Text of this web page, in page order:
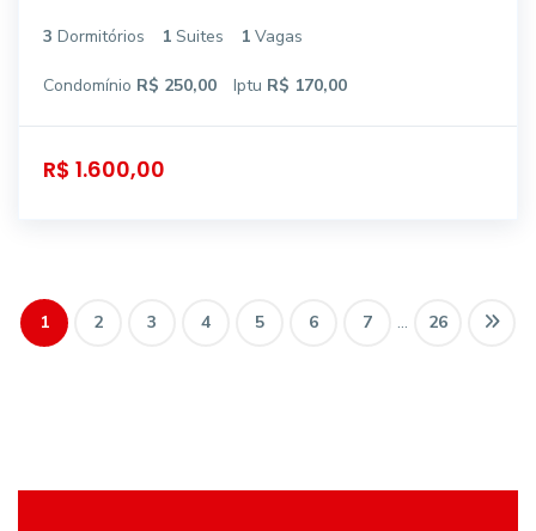
3 Dormitórios 1 Suites 1 Vagas
Condomínio R$ 250,00 Iptu R$ 170,00
R$ 1.600,00
1 2 3 4 5 6 7 ... 26